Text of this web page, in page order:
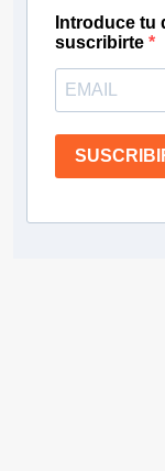
Introduce tu
suscribirte